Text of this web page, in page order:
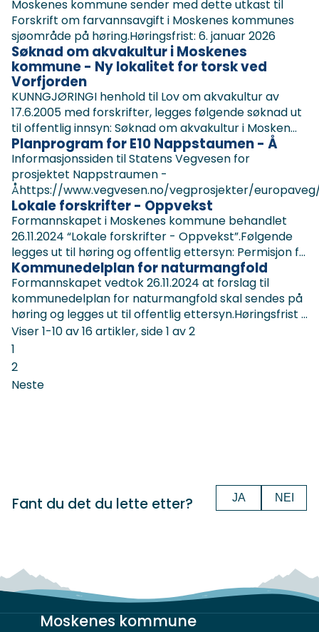
Moskenes kommune sender med dette utkast til
Forskrift om farvannsavgift i Moskenes kommunes
sjøområde på høring.Høringsfrist: 6. januar 2026
Søknad om akvakultur i Moskenes
kommune - Ny lokalitet for torsk ved
Vorfjorden
KUNNGJØRINGI henhold til Lov om akvakultur av
17.6.2005 med forskrifter, legges følgende søknad ut
til offentlig innsyn: Søknad om akvakultur i Mosken...
Planprogram for E10 Nappstaumen - Å
Informasjonssiden til Statens Vegvesen for
prosjektet Nappstraumen -
Åhttps://www.vegvesen.no/vegprosjekter/
Lokale forskrifter - Oppvekst
Formannskapet i Moskenes kommune behandlet
26.11.2024 “Lokale forskrifter - Oppvekst”.Følgende
legges ut til høring og offentlig ettersyn: Permisjon f...
Kommunedelplan for naturmangfold
Formannskapet vedtok 26.11.2024 at forslag til
kommunedelplan for naturmangfold skal sendes på
høring og legges ut til offentlig ettersyn.Høringsfrist ...
Viser1-10av16artikler,side1 av2
1
2
Neste
Fant du det du lette etter? JA NEI
Moskenes kommune